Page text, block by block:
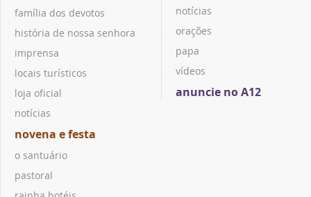
família dos devotos
história de nossa senhora
imprensa
locais turísticos
loja oficial
notícias
novena e festa
o santuário
pastoral
notícias
orações
papa
vídeos
anuncie no A12